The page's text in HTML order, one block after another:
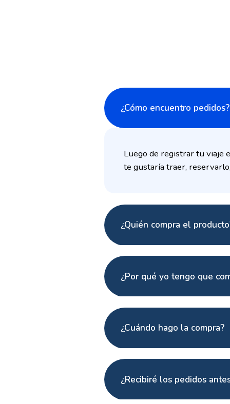
¿Cómo encuentro pedidos?
Luego de registrar tu viaje
te gustaría traer,
¿Quién compra el
¿Por qué yo tengo que
¿Cuándo hago la compra?
¿Recibiré los pedidos